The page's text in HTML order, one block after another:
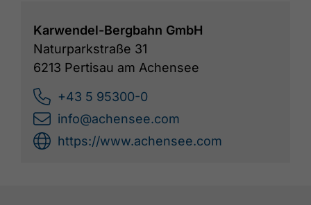
Karwendel-Bergbahn GmbH
Naturparkstraße 31
6213 Pertisau am Achensee
+43 5 95300-0
info@achensee.com
https://www.achensee.com